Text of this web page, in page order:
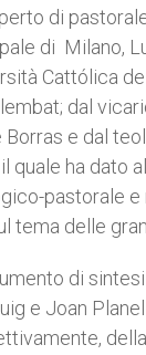
di
di Milano,
Cattólica
dal
Borras e dal
quale ha dato
pastorale e
tema delle
di
e Joan